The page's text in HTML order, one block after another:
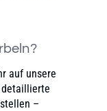
auf unsere
detaillierte
–